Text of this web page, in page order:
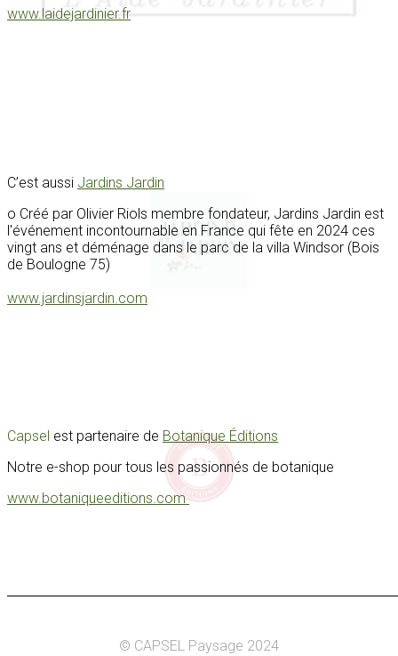
www.laidejardinier.fr
C’est aussi Jardins Jardin
o Créé par Olivier Riols membre fondateur, Jardins Jardin est
l'événement incontournable en France qui fête en 2024 ces
vingt ans et déménage dans le parc de la villa Windsor (Bois
de Boulogne 75)
www.jardinsjardin.com
Capsel est partenaire de Botanique Éditions
Notre e-shop pour tous les passionnés de botanique
www.botaniqueeditions.com
© CAPSEL Paysage 2024